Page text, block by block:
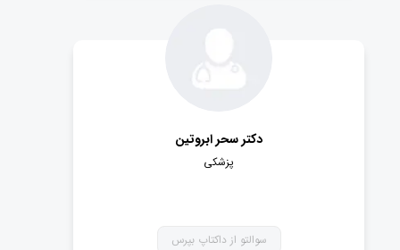
دکتر سحر ابروتین
پزشکی
سوالتو از داکتاپ بپرس